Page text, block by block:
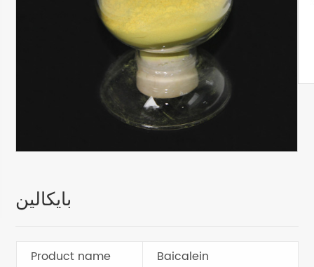
بايكالين
Product name
Baicalein